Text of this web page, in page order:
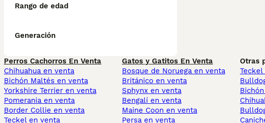
Rango de edad
Generación
Perros Cachorros En Venta
Chihuahua en venta
Bichón Maltés en venta
Yorkshire Terrier en venta
Pomerania en venta
Border Collie en venta
Teckel en venta
Gatos y Gatitos En Venta
Bosque de Noruega en venta
Británico en venta
Sphynx en venta
Bengalí en venta
Maine Coon en venta
Persa en venta
Otras
Teckel